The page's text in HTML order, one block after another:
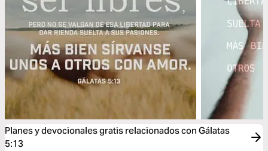
Planes y devocionales gratis relacionados con Gálatas
5:13